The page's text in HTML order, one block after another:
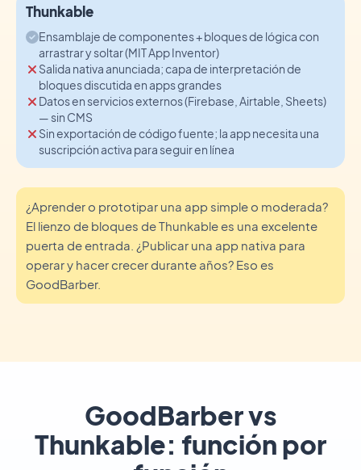
Thunkable
Ensamblaje de componentes + bloques de lógica con
arrastrar y soltar (MIT App Inventor)
Salida nativa anunciada; capa de interpretación de
bloques discutida en apps grandes
Datos en servicios externos (Firebase, Airtable, Sheets)
— sin CMS
Sin exportación de código fuente; la app necesita una
suscripción activa para seguir en línea
¿Aprender o prototipar una app simple o moderada?
El lienzo de bloques de Thunkable es una excelente
puerta de entrada. ¿Publicar una app nativa para
operar y hacer crecer durante años? Eso es
GoodBarber.
GoodBarber vs
Thunkable: función por